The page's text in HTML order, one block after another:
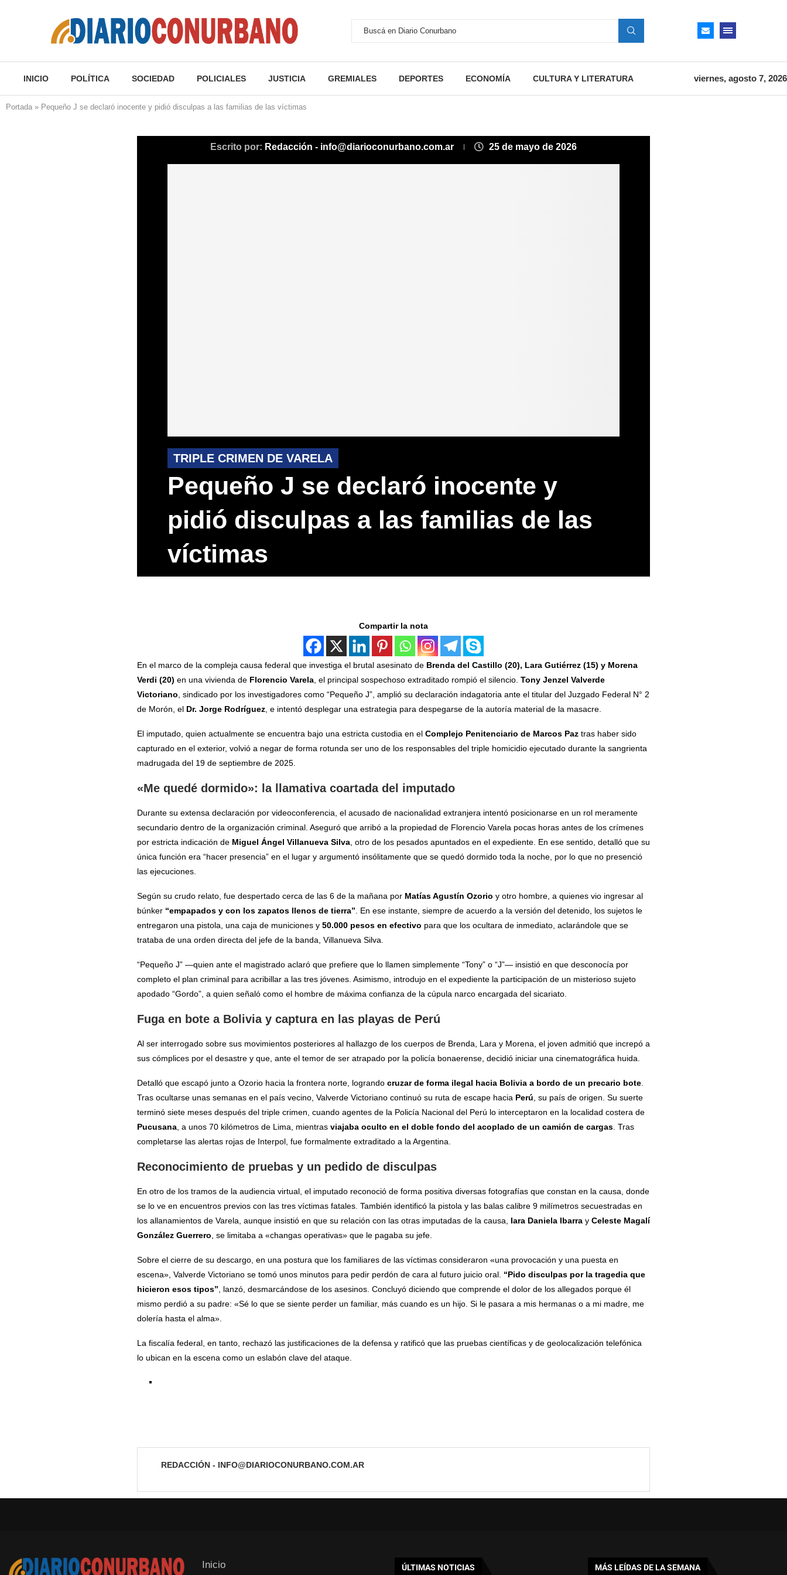
INICIO POLÍTICA SOCIEDAD POLICIALES JUSTICIA GREMIALES DEPORTES ECONOMÍA CULTURA Y LITERATURA viernes, agosto 7, 2026
Portada » Pequeño J se declaró inocente y pidió disculpas a las familias de las víctimas
Escrito por: Redacción - info@diarioconurbano.com.ar 25 de mayo de 2026
TRIPLE CRIMEN DE VARELA
Pequeño J se declaró inocente y
pidió disculpas a las familias de las
víctimas
Compartir la nota
En el marco de la compleja causa federal que investiga el brutal asesinato de Brenda del Castillo (20), Lara Gutiérrez (15) y Morena
Verdi (20) en una vivienda de Florencio Varela, el principal sospechoso extraditado rompió el silencio. Tony Jenzel Valverde
Victoriano , sindicado por los investigadores como “Pequeño J”, amplió su declaración indagatoria ante el titular del Juzgado Federal N° 2
de Morón, el Dr. Jorge Rodríguez, e intentó desplegar una estrategia para despegarse de la autoría material de la masacre.
El imputado, quien actualmente se encuentra bajo una estricta custodia en el Complejo Penitenciario de Marcos Paztras haber sido
capturado en el exterior, volvió a negar de forma rotunda ser uno de los responsables del triple homicidio ejecutado durante la sangrienta
madrugada del 19 de septiembre de 2025.
«Me quedé dormido»: la llamativa coartada del imputado
Durante su extensa declaración por videoconferencia, el acusado de nacionalidad extranjera intentó posicionarse en un rol meramente
secundario dentro de la organización criminal. Aseguró que arribó a la propiedad de Florencio Varela pocas horas antes de los crímenes
por estricta indicación de Miguel Ángel Villanueva Silva, otro de los pesados apuntados en el expediente. En ese sentido, detalló que su
única función era “hacer presencia” en el lugar y argumentó insólitamente que se quedó dormido toda la noche, por lo que no presenció
las ejecuciones.
Según su crudo relato, fue despertado cerca de las 6 de la mañana por Matías Agustín Ozorio y otro hombre, a quienes vio ingresar al
búnker “empapados y con los zapatos llenos de tierra” . En ese instante, siempre de acuerdo a la versión del detenido, los sujetos le
entregaron una pistola, una caja de municiones y 50.000 pesos en efectivo para que los ocultara de inmediato, aclarándole que se
trataba de una orden directa del jefe de la banda, Villanueva Silva.
“Pequeño J” —quien ante el magistrado aclaró que prefiere que lo llamen simplemente “Tony” o “J”— insistió en que desconocía por
completo el plan criminal para acribillar a las tres jóvenes. Asimismo, introdujo en el expediente la participación de un misterioso sujeto
apodado “Gordo”, a quien señaló como el hombre de máxima confianza de la cúpula narco encargada del sicariato.
Fuga en bote a Bolivia y captura en las playas de Perú
Al ser interrogado sobre sus movimientos posteriores al hallazgo de los cuerpos de Brenda, Lara y Morena, el joven admitió que increpó a
sus cómplices por el desastre y que, ante el temor de ser atrapado por la policía bonaerense, decidió iniciar una cinematográfica huida.
Detalló que escapó junto a Ozorio hacia la frontera norte, logrando cruzar de forma ilegal hacia Bolivia a bordo de un precario bote.
Tras ocultarse unas semanas en el país vecino, Valverde Victoriano continuó su ruta de escape hacia Perú , su país de origen. Su suerte
terminó siete meses después del triple crimen, cuando agentes de la Policía Nacional del Perú lo interceptaron en la localidad costera de
Pucusana, a unos 70 kilómetros de Lima, mientras viajaba oculto en el doble fondo del acoplado de un camión de cargas. Tras
completarse las alertas rojas de Interpol, fue formalmente extraditado a la Argentina.
Reconocimiento de pruebas y un pedido de disculpas
En otro de los tramos de la audiencia virtual, el imputado reconoció de forma positiva diversas fotografías que constan en la causa, donde
se lo ve en encuentros previos con las tres víctimas fatales. También identificó la pistola y las balas calibre 9 milímetros secuestradas en
los allanamientos de Varela, aunque insistió en que su relación con las otras imputadas de la causa, Iara Daniela Ibarray Celeste Magalí
González Guerrero , se limitaba a «changas operativas» que le pagaba su jefe.
Sobre el cierre de su descargo, en una postura que los familiares de las víctimas consideraron «una provocación y una puesta en
escena», Valverde Victoriano se tomó unos minutos para pedir perdón de cara al futuro juicio oral. “Pido disculpas por la tragedia que
hicieron esos tipos” , lanzó, desmarcándose de los asesinos. Concluyó diciendo que comprende el dolor de los allegados porque él
mismo perdió a su padre: «Sé lo que se siente perder un familiar, más cuando es un hijo. Si le pasara a mis hermanas o a mi madre, me
dolería hasta el alma».
La fiscalía federal, en tanto, rechazó las justificaciones de la defensa y ratificó que las pruebas científicas y de geolocalización telefónica
lo ubican en la escena como un eslabón clave del ataque.
REDACCIÓN - INFO@DIARIOCONURBANO.COM.AR
Inicio
ÚLTIMAS NOTICIAS MÁS LEÍDAS DE LA SEMANA